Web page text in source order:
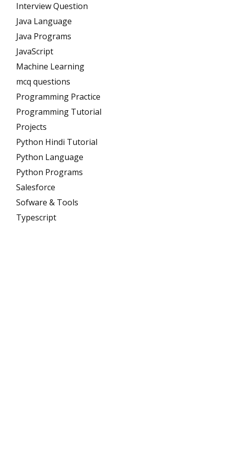
Interview Question
Java Language
Java Programs
JavaScript
Machine Learning
mcq questions
Programming Practice
Programming Tutorial
Projects
Python Hindi Tutorial
Python Language
Python Programs
Salesforce
Sofware & Tools
Typescript